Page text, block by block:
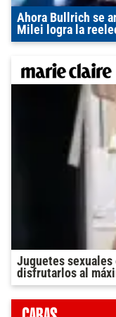
Ahora Bullrich se
Milei logra la
Juguetes sexuales
disfrutarlos al